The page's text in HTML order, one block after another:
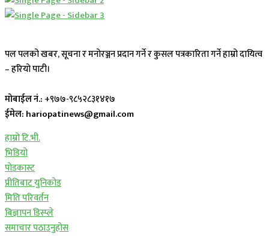
पल पलको खबर, सूचना र मनोरञ्जन प्रदान गर्ने र कुसल पत्रकारिता गर्ने हाम्रो दायित्व
– हरियो पाटी।
मोबाईल नं.: +९७७-९८५२८३१४१७
ईमेल: hariopatinews@gmail.com
हाम्रो टि.भी.
भिडियो
पोडकास्ट
प्रीतिबाट युनिकोड
मिति परिवर्तन
बिज्ञापन डिस्प्ले
समाचार पठाउनुहोस